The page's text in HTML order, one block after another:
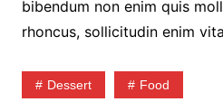
bibendum non enim quis
rhoncus, sollicitudin enim
Dessert Food